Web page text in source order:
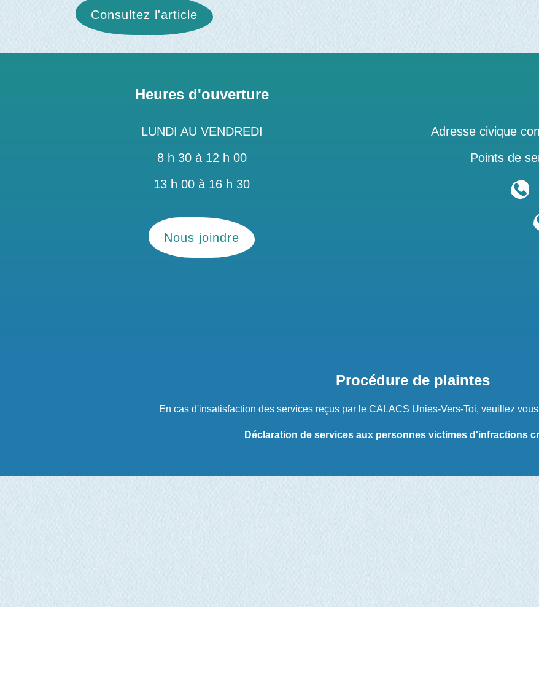
Consultez l'article
Heures d'ouverture
LUNDI AU VENDREDI
8 h 30 à 12 h 00
13 h 00 à 16 h 30
Nous joindre
Adresse civique
Points de
Procédure de plaintes
En cas d'insatisfaction des services reçus par le CALACS Unies-Vers-Toi, veuillez
Déclaration de services aux personnes victimes d'infractions